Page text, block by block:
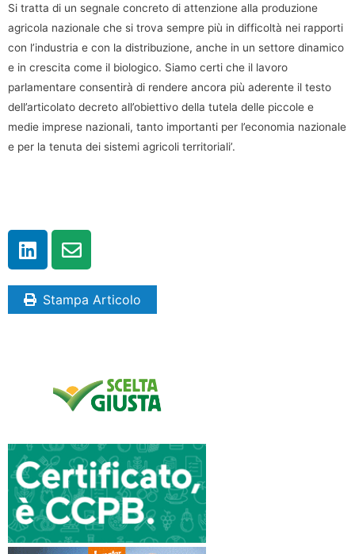
Si tratta di un segnale concreto di attenzione alla produzione
agricola nazionale che si trova sempre più in difficoltà nei rapporti
con l’industria e con la distribuzione, anche in un settore dinamico
e in crescita come il biologico. Siamo certi che il lavoro
parlamentare consentirà di rendere ancora più aderente il testo
dell’articolato decreto all’obiettivo della tutela delle piccole e
medie imprese nazionali, tanto importanti per l’economia nazionale
e per la tenuta dei sistemi agricoli territoriali’.
Stampa Articolo